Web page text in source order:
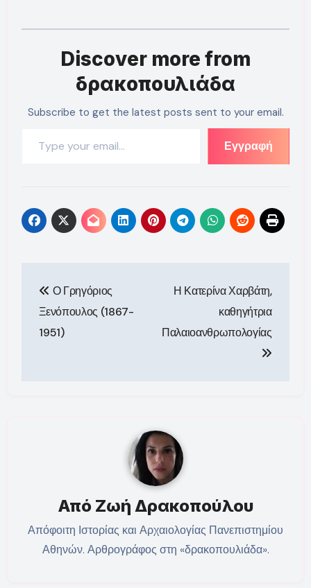
Discover more from
δρακοπουλιάδα
Subscribe to get the latest posts sent to your email.
Εγγραφή
άρθρων
Ο Γρηγόριος
Ξενόπουλος (1867-
1951)
Η Κατερίνα Χαρβάτη,
καθηγήτρια
Παλαιοανθρωπολογίας
Από Ζωή Δρακοπούλου
Απόφοιτη Ιστορίας και Αρχαιολογίας Πανεπιστημίου
Αθηνών. Αρθρογράφος στη «δρακοπουλιάδα».